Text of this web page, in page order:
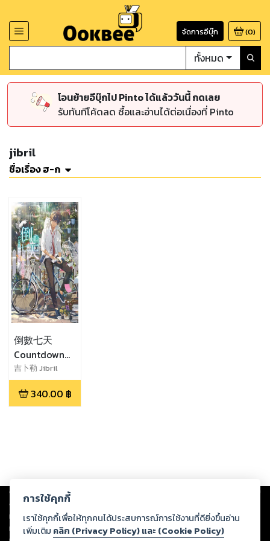
จัดการอีบุ๊ก (0)
ทั้งหมด
โอนย้ายอีบุ๊กไป Pinto ได้แล้ววันนี้ กดเลย
รับทันทีโค้ดลด ซื้อและอ่านได้ต่อเนื่องที่ Pinto
jibril
ชื่อเรื่อง ฮ-ก
倒數七天
Countdown
seven days
吉卜勒 Jibril
340.00 ฿
Copyright © 2026
ต่อผลงานหรือเนื้อหาใดที่อัปโหลดผ่านเว็บไซต์และปรากฏว่าละเมิดสิทธิใน
ทรัพย์สินทางปัญญาของบุคคลอื่นหรือขัดต่อกฎหมายและศีลธรรม ดังนั้น ผู้อ่าน
ทุกท่านโปรดใช้วิจารณญาณในการกลั่นกรองด้วยตนเอง และหากท่านพบว่าส่วน
การใช้คุกกี้
เราใช้คุกกี้เพื่อให้ทุกคนได้ประสบการณ์การใช้งานที่ดียิ่งขึ้นอ่าน
เพิ่มเติม คลิก (Privacy Policy) และ (Cookie Policy)